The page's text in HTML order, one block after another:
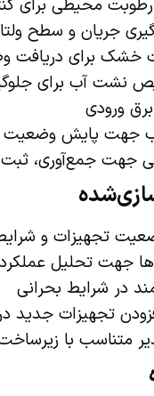
محیطی برای
جریان و سطح
خشک برای دریافت
نشت آب برای
ورودی
جهت پایش وضعیت
جهت جمع‌آوری،
تجهیزات و
جهت تحلیل عملکرد
در شرایط بحرانی
تجهیزات جدید
متناسب با